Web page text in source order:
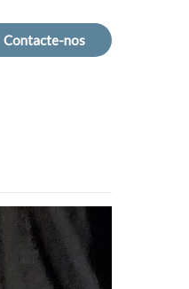
Contacte-nos